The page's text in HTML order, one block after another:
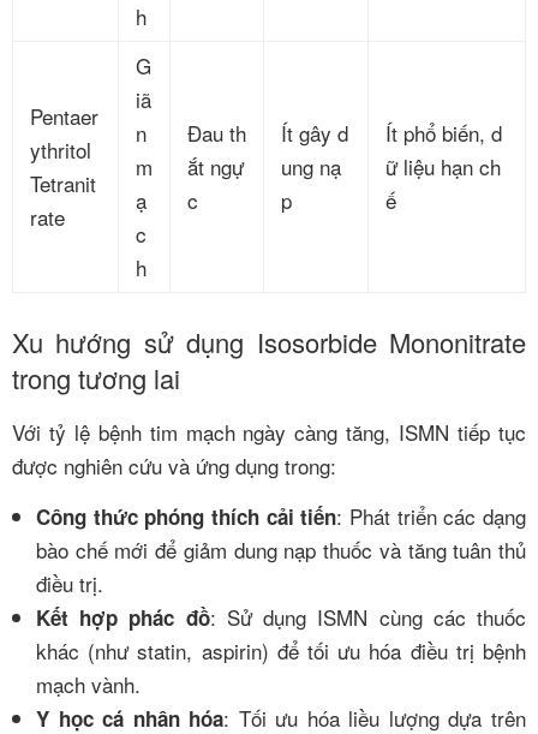
h
Pentaer
ythritol
Tetranit
rate
G
iã
n
m
ạ
c
h
Đau th
ắt ngự
c
Ít gây d
ung nạ
p
Ít phổ biến, d
ữ liệu hạn ch
ế
Xu hướng sử dụng Isosorbide Mononitrate
trong tương lai
Với tỷ lệ bệnh tim mạch ngày càng tăng, ISMN tiếp tục
được nghiên cứu và ứng dụng trong:
Công thức phóng thích cải tiến: Phát triển các dạng
bào chế mới để giảm dung nạp thuốc và tăng tuân thủ
điều trị.
Kết hợp phác đồ: Sử dụng ISMN cùng các thuốc
khác (như statin, aspirin) để tối ưu hóa điều trị bệnh
mạch vành.
Y học cá nhân hóa: Tối ưu hóa liều lượng dựa trên